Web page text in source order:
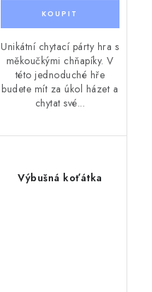
Unikátní chytací párty hra s
měkoučkými chňapíky. V
této jednoduché hře
budete mít za úkol házet a
chytat své...
Výbušná koťátka